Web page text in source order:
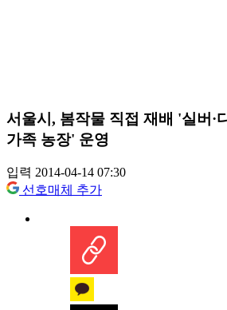
서울시, 봄작물 직접 재배 '실버·
가족 농장' 운영
입력 2014-04-14 07:30
선호매체 추가